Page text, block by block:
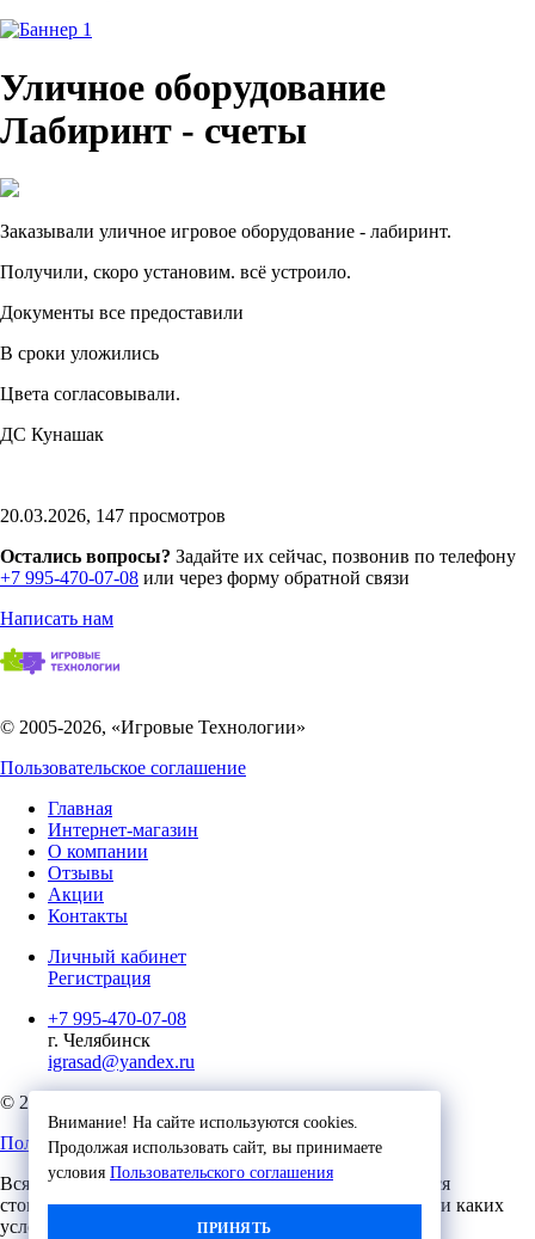
Уличное оборудование
Лабиринт - счеты
Заказывали уличное игровое оборудование - лабиринт.
Получили, скоро установим. всё устроило.
Документы все предоставили
В сроки уложились
Цвета согласовывали.
ДС Кунашак
20.03.2026, 147 просмотров
Внимание! На сайте используются cookies.
Продолжая использовать сайт, вы принимаете
условия Пользовательского соглашения
ПРИНЯТЬ
Остались вопросы? Задайте их сейчас, позвонив по телефону
+7 995-470-07-08 или через форму обратной связи
Написать нам
© 2005-2026, «Игровые Технологии»
Пользовательское соглашение
Главная
Интернет-магазин
О компании
Отзывы
Акции
Контакты
Личный кабинет
Регистрация
+7 995-470-07-08
г. Челябинск
igrasad@yandex.ru
© 2023, Игровые Технологии
Пользовательское соглашение
Вся представленная на сайте информация, касающаяся
стоимости, носит информационный характер и ни при каких
условиях не является публичной офертой,